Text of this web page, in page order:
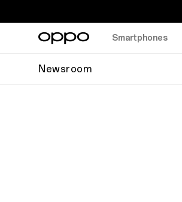
Smartphones
Newsroom